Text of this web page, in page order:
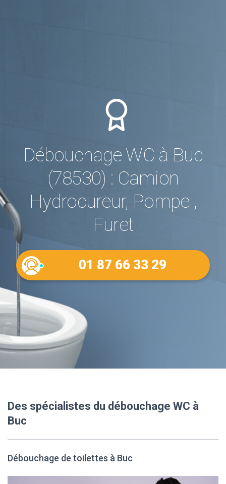
Débouchage WC à Buc
(78530) : Camion
Hydrocureur, Pompe ,
Furet
01 87 66 33 29
Des spécialistes du débouchage WC à
Buc
Débouchage de toilettes à Buc